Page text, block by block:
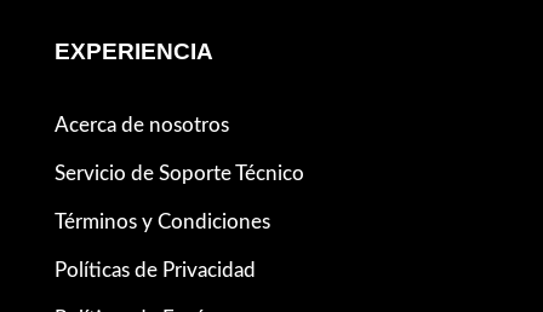
EXPERIENCIA
Acerca de nosotros
Servicio de Soporte Técnico
Términos y Condiciones
Políticas de Privacidad